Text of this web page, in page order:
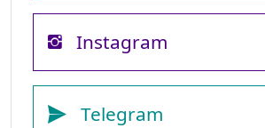
Instagram
Telegram